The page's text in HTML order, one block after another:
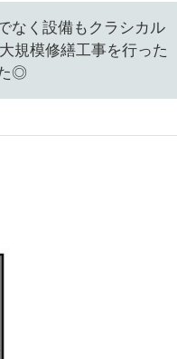
なく設備もクラシカル
規模修繕工事を行った
◎